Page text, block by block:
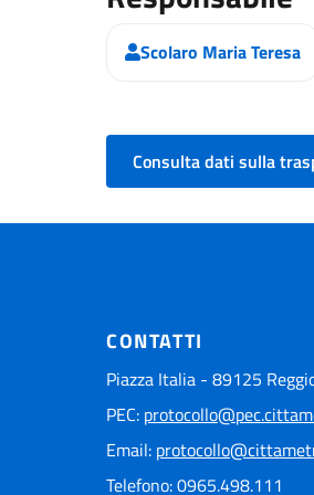
Scolaro Maria Teresa
Consulta dati sulla
CONTATTI
Piazza Italia - 89125
PEC:
Email:
Telefono: 0965.498.111